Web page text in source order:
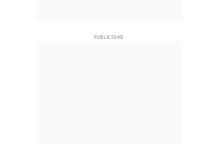
PUBLICIDAD